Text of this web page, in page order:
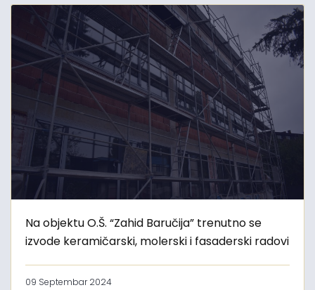
Na objektu O.Š. “Zahid Baručija” trenutno se
izvode keramičarski, molerski i fasaderski radovi
09 Septembar 2024